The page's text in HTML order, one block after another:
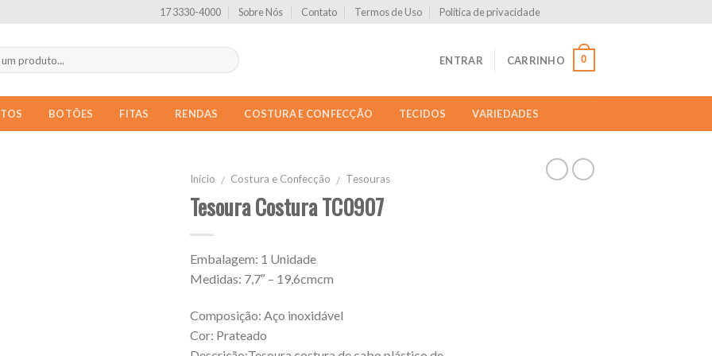
17 3330-4000 Sobre Nós Contato Termos de Uso Política de privacidade
ENTRAR CARRINHO 0
BOTÕES FITAS RENDAS COSTURA E CONFECÇÃO TECIDOS VARIEDADES
Início / Costura e Confecção / Tesouras
Tesoura Costura TC0907
Embalagem: 1 Unidade
Medidas: 7,7″ – 19,6cmcm
Composição: Aço inoxidável
Cor: Prateado